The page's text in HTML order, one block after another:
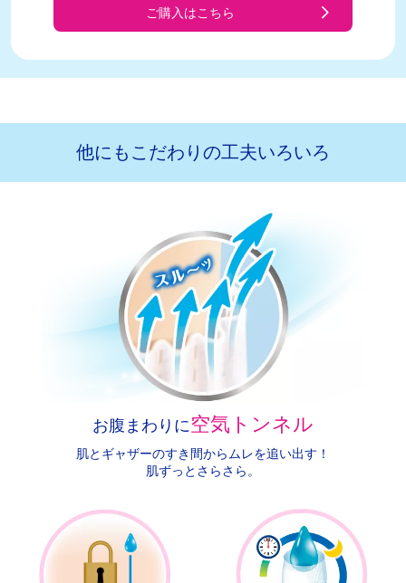
ご購入はこちら
他にもこだわりの工夫いろいろ
お腹まわりに空気トンネル
肌とギャザーのすき間からムレを追い出す！
肌ずっとさらさら。